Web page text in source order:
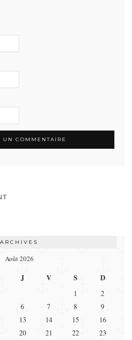
ARCHIVES
Août 2026
J V S D
1
2
6 7 8
9
13 14 15
16
20 21 22
23